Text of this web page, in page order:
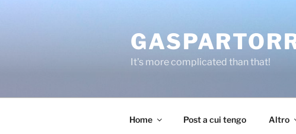
It's more complicated than that!
Home Post a cui tengo Altro